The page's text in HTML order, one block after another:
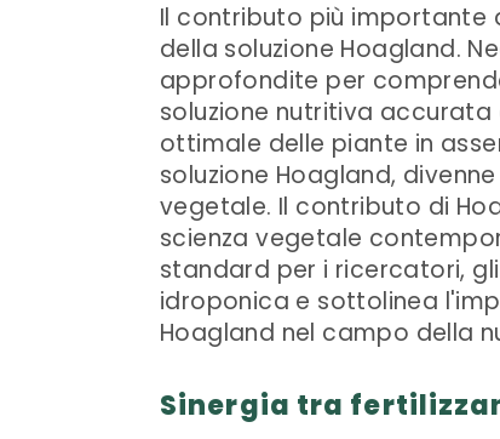
Il contributo più importante
della soluzione Hoagland.
approfondite per
soluzione nutritiva
ottimale delle piante in
soluzione Hoagland,
vegetale. Il contributo di
scienza vegetale
standard per i ricercatori,
idroponica e sottolinea
Hoagland nel campo della
Sinergia tra